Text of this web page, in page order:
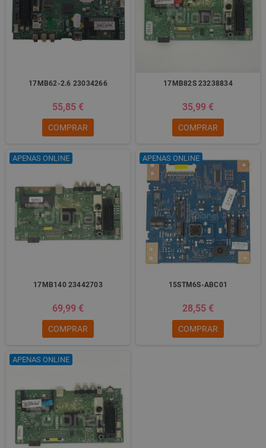
17MB62-2.6 23034266
55,85 €
COMPRAR
17MB82S 23238834
35,99 €
COMPRAR
APENAS ONLINE
17MB140 23442703
69,99 €
COMPRAR
APENAS ONLINE
15STM6S-ABC01
28,55 €
COMPRAR
APENAS ONLINE